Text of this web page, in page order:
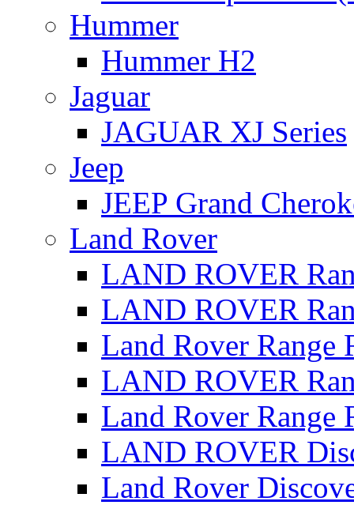
Hummer
Hummer H2
Jaguar
JAGUAR XJ Series
Jeep
JEEP Grand
Land Rover
LAND ROVER
LAND ROVER
Land Rover Range
LAND ROVER
Land Rover Range
LAND ROVER
Land Rover